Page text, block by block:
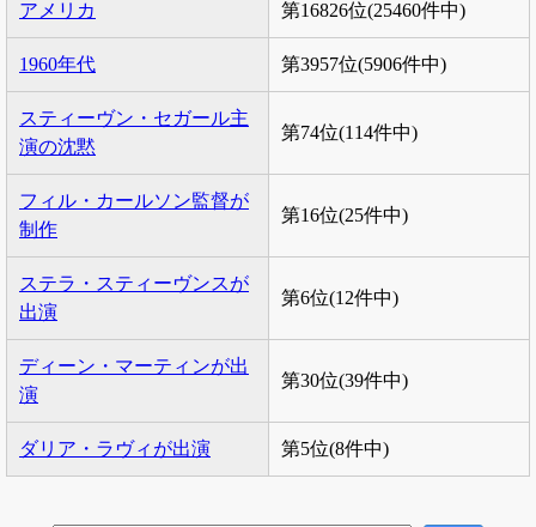
アメリカ 第16826位(25460件中)
1960年代 第3957位(5906件中)
スティーヴン・セガール主
演の沈黙
第74位(114件中)
フィル・カールソン監督が
制作
第16位(25件中)
ステラ・スティーヴンスが
出演
第6位(12件中)
ディーン・マーティンが出
演
第30位(39件中)
ダリア・ラヴィが出演 第5位(8件中)